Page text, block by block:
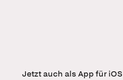
Jetzt auch als App für iOS